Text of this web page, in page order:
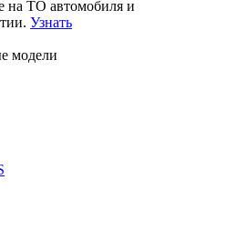
на ТО автомобиля и
Узнать
модели